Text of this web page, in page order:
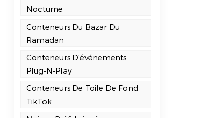
Nocturne
Conteneurs Du Bazar Du
Ramadan
Conteneurs D'événements
Plug-N-Play
Conteneurs De Toile De Fond
TikTok